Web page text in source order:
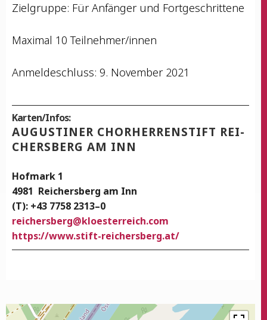
Ziel­grup­pe: Für Anfän­ger und Fortgeschrittene
Maxi­mal 10 Teilnehmer/innen
Anmel­de­schluss: 9. Novem­ber 2021
Karten/Infos:
AUGUS­TI­NER CHOR­HER­REN­STIFT REI­
CHERS­BERG AM INN
Hof­mark 1
4981 Rei­chers­berg am Inn
(T): +43 7758 2313–0
rei­chers­berg@kloesterreich.com
https://www.stift-reichersberg.at/